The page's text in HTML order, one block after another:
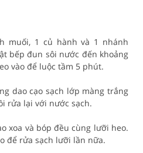
muối, 1 củ hành và 1 nhánh
bếp đun sôi nước đến khoảng
vào để luộc tầm 5 phút.
dao cạo sạch lớp màng trắng
rửa lại với nước sạch.
xoa và bóp đều cùng lưỡi heo.
để rửa sạch lưỡi lần nữa.